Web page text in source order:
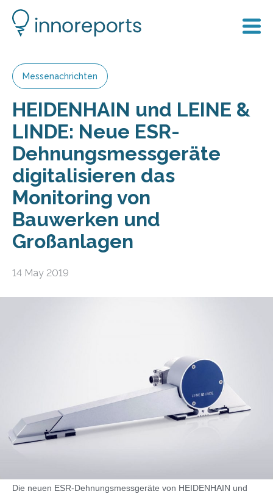
Messenachrichten
HEIDENHAIN und LEINE &
LINDE: Neue ESR-
Dehnungsmessgeräte
digitalisieren das
Monitoring von
Bauwerken und
Großanlagen
14 May 2019
Die neuen ESR-Dehnungsmessgeräte von HEIDENHAIN und